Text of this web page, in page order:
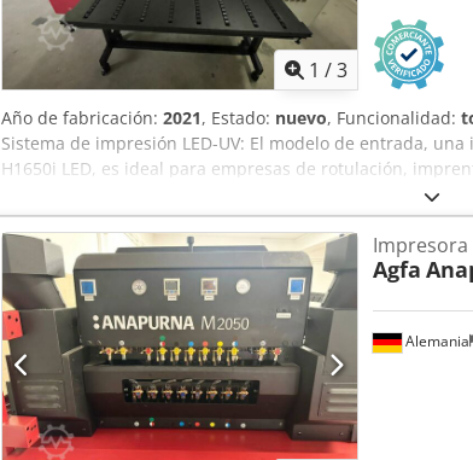
1 /3
Año de fabricación: 2021, Estado: nuevo, Funcionalidad:
Sistema de impresión LED-UV: El modelo de entrada,
H1650i LED, es ideal para empresas de rotulación,
empresas gráficas medianas que deseen combinar
sistema imprime hasta un ancho de 1,65 m para
Anapurna H1650i LED está equipada con lámparas
gama de materiales, ahorrando energía, costes y
sobre materiales transparentes para aplicaciones
Medios rígidos Ancho máximo: 165 cm (5,4 pies), 160 cm
máxima: 3,2 m (10,5 pies) – 4 mesas para material rígido
apaisado (60 x 42 cm – 1,97 x 1,4 pies) Codpfoy It T Hjx
pulgadas), grosor máximo: 45 mm (1,77 pulgadas) Peso
lbs) Medios flexibles Ancho máximo: 165 cm (5,4 pies)
diámetro Grosor mínimo: 0,2 mm Peso máximo: 50 kg (110
Alemania
Impresora
Agfa